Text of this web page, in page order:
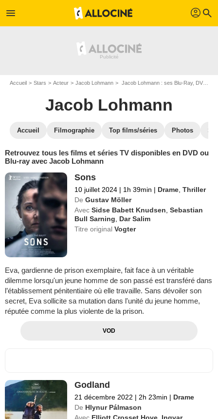
menu profil search
Accueil Stars Acteur Jacob Lohmann Jacob Lohmann : ses Blu-Ray, DVD, VOD, SVOD
Jacob Lohmann
Accueil Filmographie Top films/séries Photos
Retrouvez tous les films et séries TV disponibles en DVD ou
Blu-ray avec Jacob Lohmann
Sons
10 juillet 2024 | 1h 39min | Drame ,Thriller
De Gustav Möller
Avec Sidse Babett Knudsen ,Sebastian
Bull Sarning
Dar Salim
Titre originalVogter
Eva, gardienne de prison exemplaire, fait face à un véritable
dilemme lorsqu'un jeune homme de son passé est transféré dans
l’établissement pénitentiaire où elle travaille. Sans dévoiler son
secret, Eva sollicite sa mutation dans l'unité du jeune homme,
réputée comme la plus violente de la prison.
VOD
Godland
21 décembre 2022 | 2h 23min | Drame
De Hlynur Pálmason